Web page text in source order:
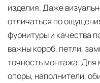
изделия. Даже
отличаться по
фурнитуры и качества
важны короб, петли,
точность монтажа.
опоры, наполнители,